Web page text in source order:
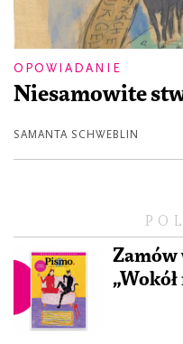
Zamów
OPOWIADANIE
Niesamowite
SAMANTA SCHWEBLIN